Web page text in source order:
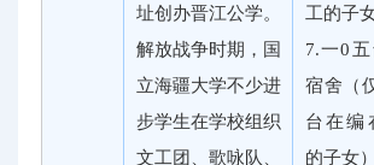
址创办晋江公学。
解放战争时期，国
立海疆大学不少进
步学生在学校组织
文工团、歌咏队、
工的子
7.一0
宿舍（
台在编
的子女）